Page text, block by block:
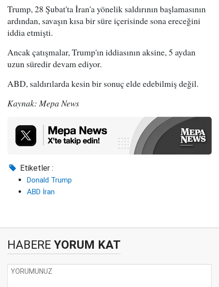
Trump, 28 Şubat'ta İran'a yönelik saldırının başlamasının
ardından, savaşın kısa bir süre içerisinde sona ereceğini
iddia etmişti.
Ancak çatışmalar, Trump'ın iddiasının aksine, 5 aydan
uzun süredir devam ediyor.
ABD, saldırılarda kesin bir sonuç elde edebilmiş değil.
Kaynak: Mepa News
Etiketler :
Donald Trump
ABD İran
HABERE YORUM KAT